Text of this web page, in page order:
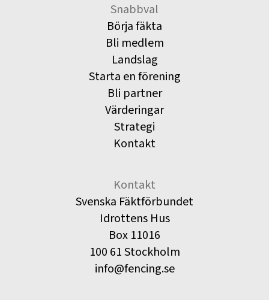
Snabbval
Börja fäkta
Bli medlem
Landslag
Starta en förening
Bli partner
Värderingar
Strategi
Kontakt
Kontakt
Svenska Fäktförbundet
Idrottens Hus
Box 11016
100 61 Stockholm
info@fencing.se